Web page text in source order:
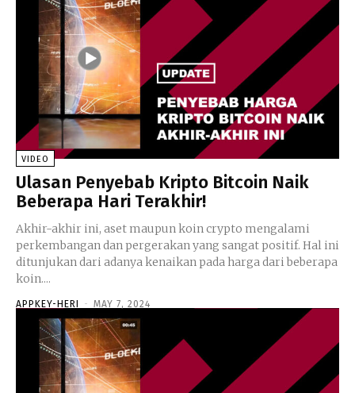
VIDEO
Ulasan Penyebab Kripto Bitcoin Naik
Beberapa Hari Terakhir!
Akhir-akhir ini, aset maupun koin crypto mengalami
perkembangan dan pergerakan yang sangat positif. Hal ini
ditunjukan dari adanya kenaikan pada harga dari beberapa
koin....
APPKEY-HERI - MAY 7, 2024